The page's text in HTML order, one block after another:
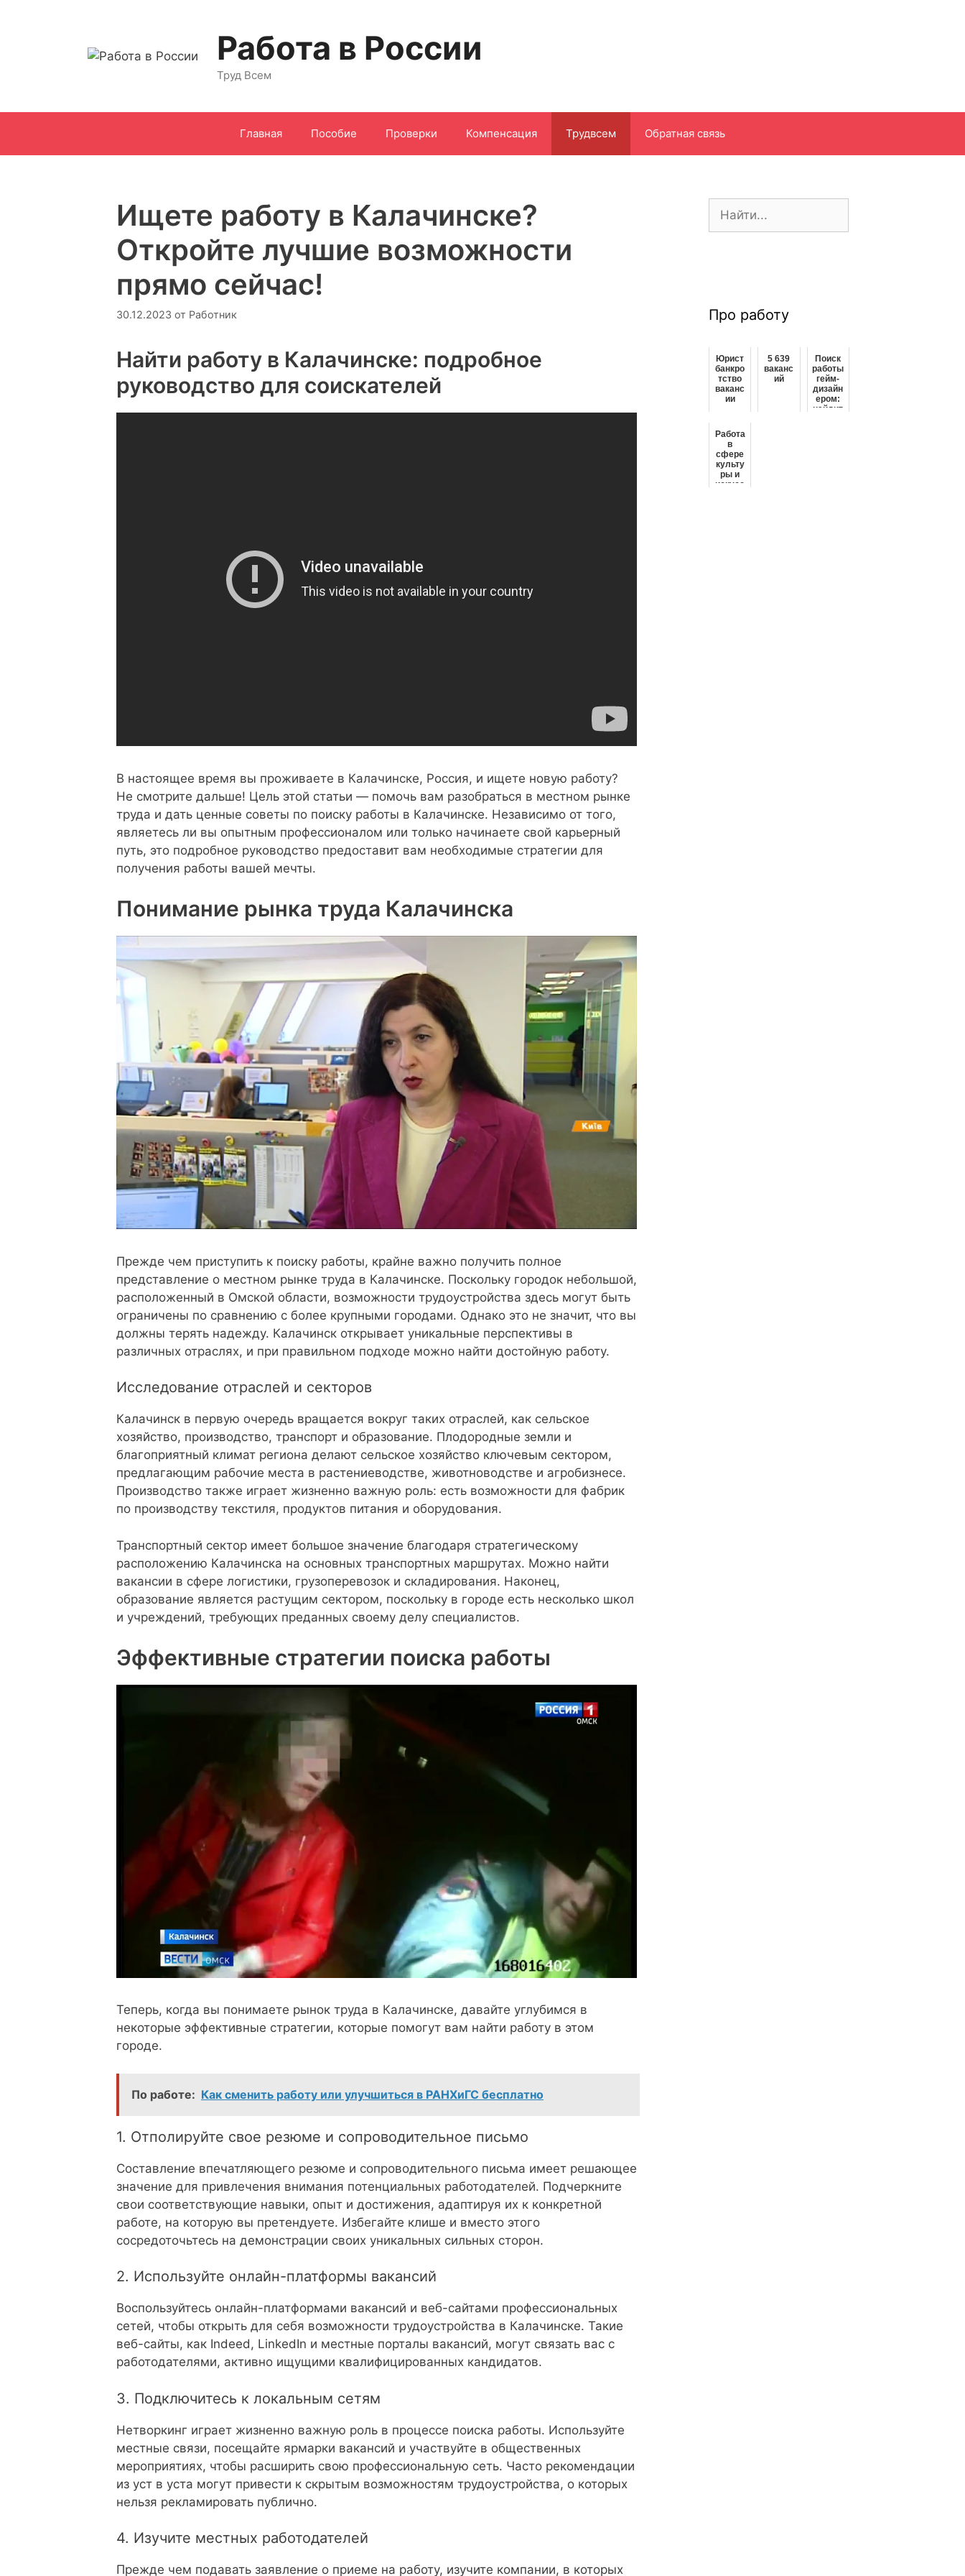
Работа в России
Труд Всем
Главная Пособие Проверки Компенсация Трудвсем Обратная связь
Ищете работу в Калачинске?
Откройте лучшие возможности
прямо сейчас!
30.12.2023 от Работник
Найти работу в Калачинске: подробное
руководство для соискателей
В настоящее время вы проживаете в Калачинске, Россия, и ищете новую работу?
Не смотрите дальше! Цель этой статьи — помочь вам разобраться в местном рынке
труда и дать ценные советы по поиску работы в Калачинске. Независимо от того,
являетесь ли вы опытным профессионалом или только начинаете свой карьерный
путь, это подробное руководство предоставит вам необходимые стратегии для
получения работы вашей мечты.
Понимание рынка труда Калачинска
Прежде чем приступить к поиску работы, крайне важно получить полное
представление о местном рынке труда в Калачинске. Поскольку городок небольшой,
расположенный в Омской области, возможности трудоустройства здесь могут быть
ограничены по сравнению с более крупными городами. Однако это не значит, что вы
должны терять надежду. Калачинск открывает уникальные перспективы в
различных отраслях, и при правильном подходе можно найти достойную работу.
Исследование отраслей и секторов
Калачинск в первую очередь вращается вокруг таких отраслей, как сельское
хозяйство, производство, транспорт и образование. Плодородные земли и
благоприятный климат региона делают сельское хозяйство ключевым сектором,
предлагающим рабочие места в растениеводстве, животноводстве и агробизнесе.
Производство также играет жизненно важную роль: есть возможности для фабрик
по производству текстиля, продуктов питания и оборудования.
Транспортный сектор имеет большое значение благодаря стратегическому
расположению Калачинска на основных транспортных маршрутах. Можно найти
вакансии в сфере логистики, грузоперевозок и складирования. Наконец,
образование является растущим сектором, поскольку в городе есть несколько школ
и учреждений, требующих преданных своему делу специалистов.
Эффективные стратегии поиска работы
Теперь, когда вы понимаете рынок труда в Калачинске, давайте углубимся в
некоторые эффективные стратегии, которые помогут вам найти работу в этом
городе.
По работе: Как сменить работу или улучшиться в РАНХиГС бесплатно
1. Отполируйте свое резюме и сопроводительное письмо
Составление впечатляющего резюме и сопроводительного письма имеет решающее
значение для привлечения внимания потенциальных работодателей. Подчеркните
свои соответствующие навыки, опыт и достижения, адаптируя их к конкретной
работе, на которую вы претендуете. Избегайте клише и вместо этого
сосредоточьтесь на демонстрации своих уникальных сильных сторон.
2. Используйте онлайн-платформы вакансий
Воспользуйтесь онлайн-платформами вакансий и веб-сайтами профессиональных
сетей, чтобы открыть для себя возможности трудоустройства в Калачинске. Такие
веб-сайты, как Indeed, LinkedIn и местные порталы вакансий, могут связать вас с
работодателями, активно ищущими квалифицированных кандидатов.
3. Подключитесь к локальным сетям
Нетворкинг играет жизненно важную роль в процессе поиска работы. Используйте
местные связи, посещайте ярмарки вакансий и участвуйте в общественных
мероприятиях, чтобы расширить свою профессиональную сеть. Часто рекомендации
из уст в уста могут привести к скрытым возможностям трудоустройства, о которых
нельзя рекламировать публично.
4. Изучите местных работодателей
Прежде чем подавать заявление о приеме на работу, изучите компании, в которых
Про работу
Юрист
банкро
тство
ваканс
ии
5 639
ваканс
ий
Поиск
работы
гейм-
дизайн
ером:
найдит
Работа
в
сфере
культу
ры и
искусс